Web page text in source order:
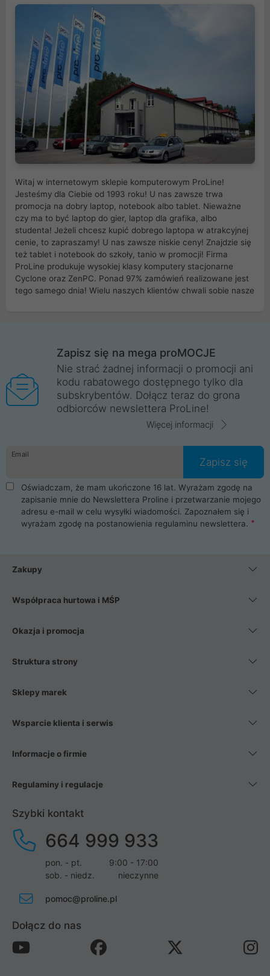
Witaj w internetowym sklepie komputerowym ProLine!
Jesteśmy dla Ciebie od 1993 roku! U nas zawsze trwa
promocja na dobry laptop, notebook albo tablet. Nieważne
czy ma to być laptop do gier, laptop dla grafika, albo
studenta! Jeżeli chcesz kupić dobrego laptopa w atrakcyjnej
cenie, to zapraszamy! U nas zawsze niskie ceny! Znajdzie się
też tablet i notebook do szkoły, tanio w promocji! Firma
ProLine produkuje wysokiej klasy komputery stacjonarne
Cyclone oraz ZenPC. Ponad 97% zamówień realizowane jest
tego samego dnia! Wielu naszych klientów chwali sobie nasze
Wrocław, Poznań, Legnica, Katowice, Gliwice, Kalisz, Bytom,
Trzebnica, Opole. Szybka i profesjonalna obsługa!
ProLine to polska firma ze 100% polskim kapitałem. Działamy
legalnie i płacimy podatki w naszym kraju! Posiadamy siedzibę
główną w Mirkowie oraz salony na terenie kraju. Cała
komunikacja ze sklepem komputerowym ProLine jest
danych osobowych. Dlatego zakup notebooka albo laptopa w
ProLine to czysta przyjemność i pełne bezpieczeństwo.
Zaopatrzysz się u nas w akcesoria i części komputerowe
takie jak procesory, karty graficzne, płyty główne, pamięci,
dyski SSD, M.2 oraz HDD. Nasi pracownicy pomogą Ci wybrać
najlepszy zasilacz komputerowy oraz obudowę do komputera.
Poza komputerami mamy również najlepsze na rynku
Smartfony takich producentów jak Xiaomi, Apple, Samsung i
wentylatory. Na koniec mając już to wszystko, możesz
Zapisz się na mega proMOCJE
Nie strać żadnej informacji o promocji ani
kodu rabatowego dostępnego tylko dla
subskrybentów. Dołącz teraz do grona
odbiorców newslettera ProLine!
Więcej informacji
Email
Zapisz się
Oświadczam, że mam ukończone 16 lat. Wyrażam zgodę na
zapisanie mnie do Newslettera Proline i przetwarzanie mojego
adresu e-mail w celu wysyłki wiadomości. Zapoznałem się i
wyrażam zgodę na postanowienia regulaminu newslettera.
Zakupy
Współpraca hurtowa i MŚP
Okazja i promocja
Struktura strony
Sklepy marek
Wsparcie klienta i serwis
Informacje o firmie
Regulaminy i regulacje
Szybki kontakt
664 999 933
pon. - pt.
9:00 - 17:00
sob. - niedz.
nieczynne
pomoc@proline.pl
Dołącz do nas